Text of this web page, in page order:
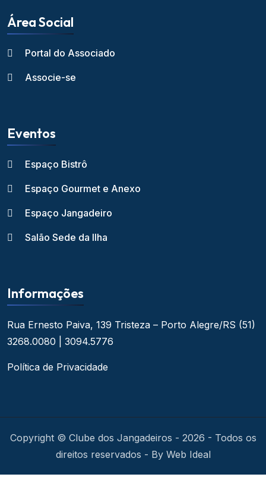
Área Social
Portal do Associado
Associe-se
Eventos
Espaço Bistrô
Espaço Gourmet e Anexo
Espaço Jangadeiro
Salão Sede da Ilha
Informações
Rua Ernesto Paiva, 139 Tristeza – Porto Alegre/RS (51)
3268.0080 | 3094.5776
Política de Privacidade
Copyright © Clube dos Jangadeiros - 2026 - Todos os
direitos reservados - By Web Ideal